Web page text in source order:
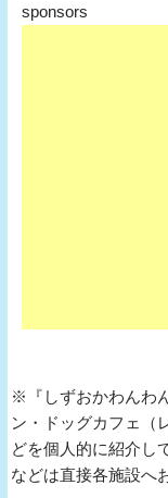
sponsors
※『しずおかわんわ
ン・ドッグカフェ（
どを個人的に紹介し
などは直接各施設へ